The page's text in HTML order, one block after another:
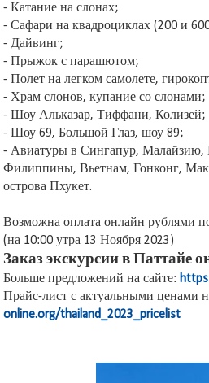
- Катание на слонах;
- Сафари на квадроциклах (200 и
- Дайвинг;
- Прыжок с парашютом;
- Полет на легком самолете,
- Храм слонов, купание со слонами;
- Шоу Альказар, Тиффани, Колизей;
- Шоу 69, Большой Глаз, шоу 89;
- Авиатуры в Сингапур,
Филиппины, Вьетнам, Гонконг,
острова Пхукет.
Возможна оплата онлайн рублями
(на 10:00 утра 13 Ноября 2023)
Заказ экскурсии в Паттайе
Больше предложений на сайте:
Прайс-лист с актуальными ценами
online.org/thailand_2023_pricelist